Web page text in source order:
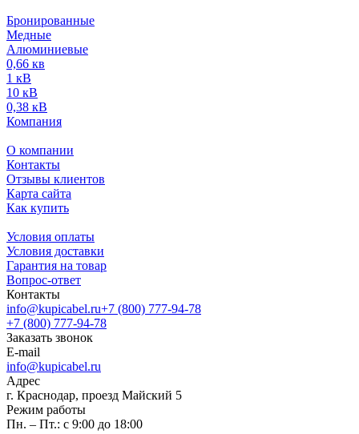
Бронированные
Медные
Алюминиевые
0,66 кв
1 кВ
10 кВ
0,38 кВ
Компания
О компании
Контакты
Отзывы клиентов
Карта сайта
Как купить
Условия оплаты
Условия доставки
Гарантия на товар
Вопрос-ответ
Контакты
info@kupicabel.ru+7 (800) 777-94-78
+7 (800) 777-94-78
Заказать звонок
E-mail
info@kupicabel.ru
Адрес
г. Краснодар, проезд Майский 5
Режим работы
Пн. – Пт.: с 9:00 до 18:00